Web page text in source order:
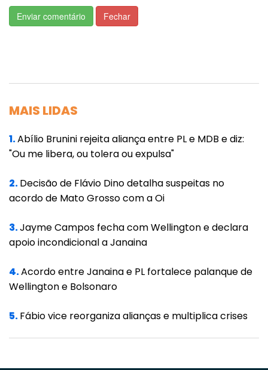
melhor para Cuiabá e Várzea Grande. Estamos
precisam realmente sair de sua casa e chegar
secretário.
constantes nas modelagens técnica e
de risco ou nos estudos da engenharia de
valor ao Sistema de Transporte Público
caminho mais vantajoso para o Estado e o
cidadão que não seja o BRT.
“Nós não estamos fazendo aqui trabalho
para beneficiar empresas de engenharia e,
Enviar comentário Fechar
MAIS LIDAS
1.Abílio Brunini rejeita aliança entre PL e MDB e diz:
"Ou me libera, ou tolera ou expulsa"
2.Decisão de Flávio Dino detalha suspeitas no
acordo de Mato Grosso com a Oi
3.Jayme Campos fecha com Wellington e declara
apoio incondicional a Janaina
4.Acordo entre Janaina e PL fortalece palanque de
Wellington e Bolsonaro
5.Fábio vice reorganiza alianças e multiplica crises